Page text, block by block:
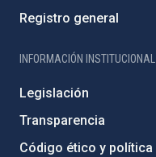
Registro general
INFORMACIÓN INSTITUCIONAL
Legislación
Transparencia
Código ético y